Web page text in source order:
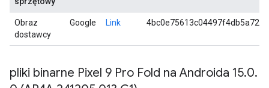
Obraz
dostawcy
Google Link
pliki binarne Pixel 9 Pro Fold na Androida 15.0.